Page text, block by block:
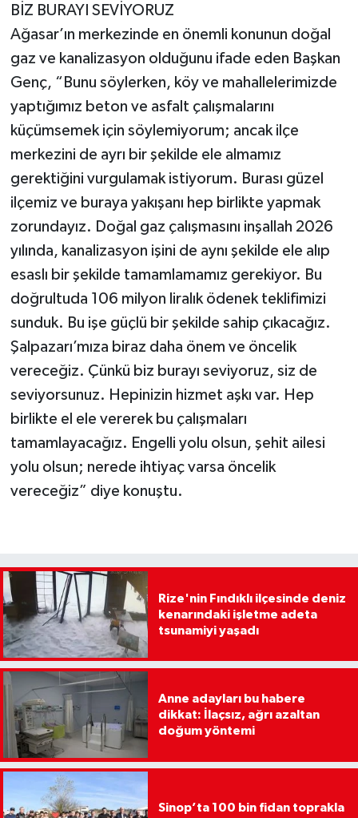
BİZ BURAYI SEVİYORUZ
Ağasar’ın merkezinde en önemli konunun doğal
gaz ve kanalizasyon olduğunu ifade eden Başkan
Genç, “Bunu söylerken, köy ve mahallelerimizde
yaptığımız beton ve asfalt çalışmalarını
küçümsemek için söylemiyorum; ancak ilçe
merkezini de ayrı bir şekilde ele almamız
gerektiğini vurgulamak istiyorum. Burası güzel
ilçemiz ve buraya yakışanı hep birlikte yapmak
zorundayız. Doğal gaz çalışmasını inşallah 2026
yılında, kanalizasyon işini de aynı şekilde ele alıp
esaslı bir şekilde tamamlamamız gerekiyor. Bu
doğrultuda 106 milyon liralık ödenek teklifimizi
sunduk. Bu işe güçlü bir şekilde sahip çıkacağız.
Şalpazarı’mıza biraz daha önem ve öncelik
vereceğiz. Çünkü biz burayı seviyoruz, siz de
seviyorsunuz. Hepinizin hizmet aşkı var. Hep
birlikte el ele vererek bu çalışmaları
tamamlayacağız. Engelli yolu olsun, şehit ailesi
yolu olsun; nerede ihtiyaç varsa öncelik
vereceğiz” diye konuştu.
Rize'nin Fındıklı ilçesinde deniz
kenarındaki işletme adeta
tsunamiyi yaşadı
Anne adayları bu habere
dikkat: İlaçsız, ağrı azaltan
doğum yöntemi
Sinop’ta 100 bin fidan toprakla